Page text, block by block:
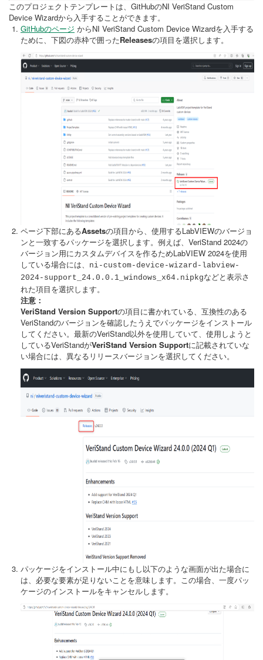
このプロジェクトテンプレートは、GitHubのNI VeriStand Custom
Device Wizardから入手することができます。
GitHubのページ からNI VeriStand Custom Device Wizardを入手する
ために、下図の赤枠で囲ったReleasesの項目を選択します。
ページ下部にあるAssetsの項目から、使用するLabVIEWのバージョ
ンと一致するパッケージを選択します。例えば、VeriStand 2024の
バージョン用にカスタムデバイスを作るためLabVIEW 2024を使用
している場合には、
ni-custom-device-wizard-labview-
2024-support_24.0.0.1_windows_x64.nipkgなどと表示さ
れた項目を選択します。
注意：
VeriStand Version Supportの項目に書かれている、互換性のある
VeriStandのバージョンを確認したうえでパッケージをインストール
してください。最新のVeriStand以外を使用していて、使用しようと
しているVeriStandがVeriStand Version Supportに記載されていな
い場合には、異なるリリースバージョンを選択してください。
パッケージをインストール中にもし以下のような画面が出た場合に
は、必要な要素が足りないことを意味します。この場合、一度パッ
ケージのインストールをキャンセルします。